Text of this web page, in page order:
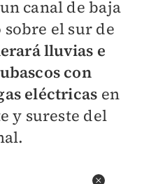
canal de baja
el sur de
lluvias e
con
eléctricas en
y sureste del